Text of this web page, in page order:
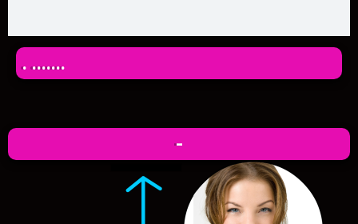
. .......
-